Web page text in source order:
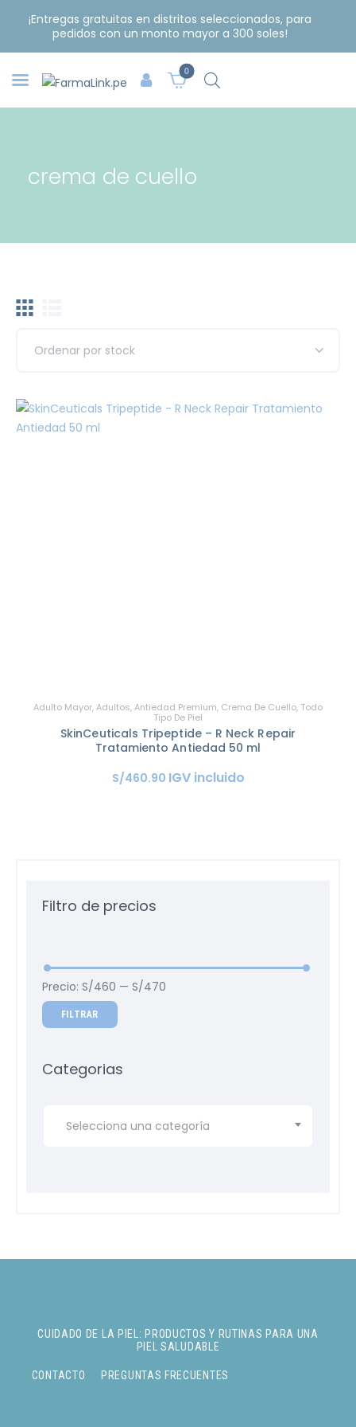
¡Entregas gratuitas en distritos seleccionados, para
pedidos con un monto mayor a 300 soles!
0
crema de cuello
Adulto Mayor,Adultos,Antiedad Premium, Crema De Cuello, Todo
Tipo De Piel
SkinCeuticals Tripeptide – R Neck Repair
Tratamiento Antiedad 50 ml
S/460.90 IGV incluido
Filtro de precios
FILTRAR
Precio:S/460 —S/470
Categorias
Selecciona una categoría
CUIDADO DE LA PIEL: PRODUCTOS Y RUTINAS PARA UNA
PIEL SALUDABLE
CONTACTO PREGUNTAS FRECUENTES